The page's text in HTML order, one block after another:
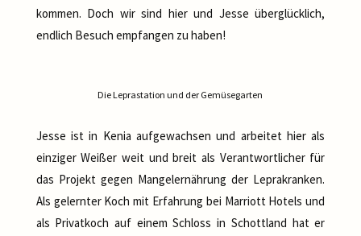
kommen. Doch wir sind hier und Jesse überglücklich,
endlich Besuch empfangen zu haben!
Die Leprastation und der Gemüsegarten
Jesse ist in Kenia aufgewachsen und arbeitet hier als
einziger Weißer weit und breit als Verantwortlicher für
das Projekt gegen Mangelernährung der Leprakranken.
Als gelernter Koch mit Erfahrung bei Marriott Hotels und
als Privatkoch auf einem Schloss in Schottland hat er